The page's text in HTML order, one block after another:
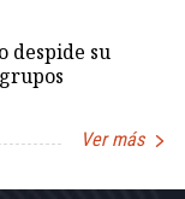
despide su
Ver más